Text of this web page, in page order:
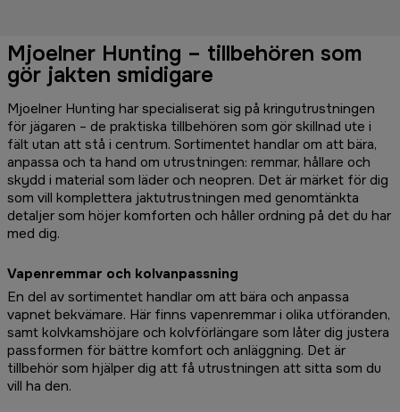
Mjoelner Hunting – tillbehören som
gör jakten smidigare
Mjoelner Hunting har specialiserat sig på kringutrustningen
för jägaren – de praktiska tillbehören som gör skillnad ute i
fält utan att stå i centrum. Sortimentet handlar om att bära,
anpassa och ta hand om utrustningen: remmar, hållare och
skydd i material som läder och neopren. Det är märket för dig
som vill komplettera jaktutrustningen med genomtänkta
detaljer som höjer komforten och håller ordning på det du har
med dig.
Vapenremmar och kolvanpassning
En del av sortimentet handlar om att bära och anpassa
vapnet bekvämare. Här finns vapenremmar i olika utföranden,
samt kolvkamshöjare och kolvförlängare som låter dig justera
passformen för bättre komfort och anläggning. Det är
tillbehör som hjälper dig att få utrustningen att sitta som du
vill ha den.